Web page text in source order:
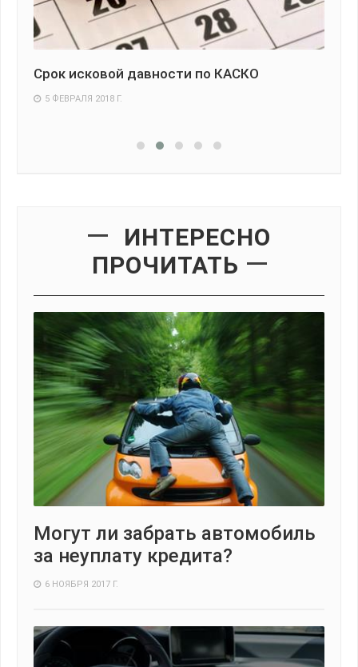
Срок исковой давности по КАСКО
5 ФЕВРАЛЯ 2018 Г.
ИНТЕРЕСНО
ПРОЧИТАТЬ
Могут ли забрать автомобиль
за неуплату кредита?
6 НОЯБРЯ 2017 Г.